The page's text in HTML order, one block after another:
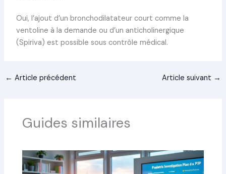
Oui, l’ajout d’un bronchodilatateur court comme la
ventoline à la demande ou d’un anticholinergique
(Spiriva) est possible sous contrôle médical.
← Article précédent Article suivant →
Guides similaires